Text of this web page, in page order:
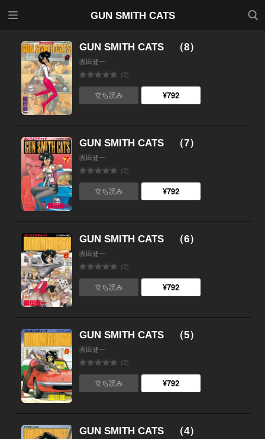
GUN SMITH CATS
検索
GUN SMITH CATS （8）
園田健一
(0)
立ち読み ¥792
GUN SMITH CATS （7）
園田健一
(0)
立ち読み ¥792
GUN SMITH CATS （6）
園田健一
(0)
立ち読み ¥792
GUN SMITH CATS （5）
園田健一
(0)
立ち読み ¥792
GUN SMITH CATS （4）